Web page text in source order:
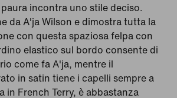
paura incontra uno stile deciso.
da A'ja Wilson e dimostra tutta la
con questa spaziosa felpa con
elastico sul bordo consente di
come fa A'ja, mentre il
in satin tiene i capelli sempre a
in French Terry, è abbastanza